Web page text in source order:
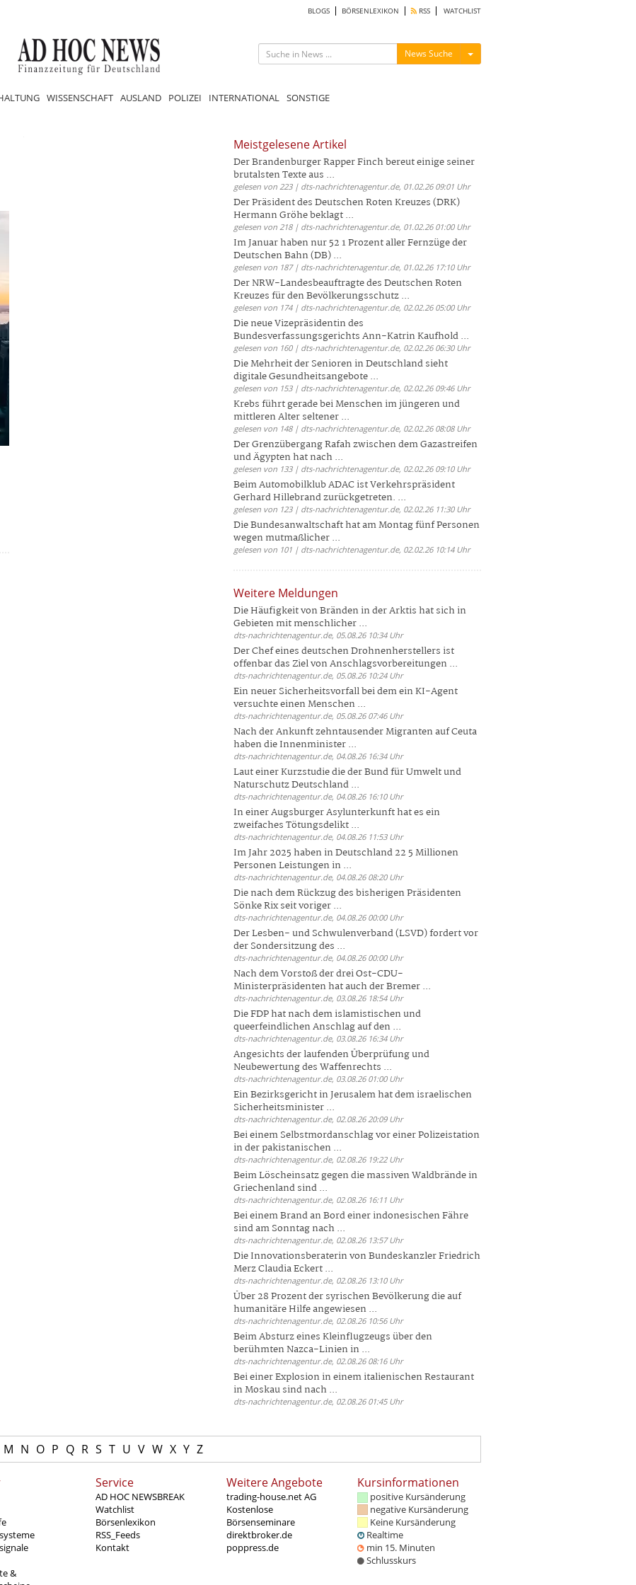
BLOGS BÖRSENLEXIKON RSS WATCHLIST
News Suche Menü ein-/ausblenden
WISSENSCHAFT AUSLAND POLIZEI INTERNATIONAL SONSTIGE
Meistgelesene Artikel
Der Brandenburger Rapper Finch bereut einige seiner
brutalsten Texte aus ...
gelesen von 223 | dts-nachrichtenagentur.de, 01.02.26 09:01 Uhr
Der Präsident des Deutschen Roten Kreuzes (DRK)
Hermann Gröhe beklagt ...
gelesen von 218 | dts-nachrichtenagentur.de, 01.02.26 01:00 Uhr
Im Januar haben nur 52 1 Prozent aller Fernzüge der
Deutschen Bahn (DB) ...
gelesen von 187 | dts-nachrichtenagentur.de, 01.02.26 17:10 Uhr
Der NRW-Landesbeauftragte des Deutschen Roten
Kreuzes für den Bevölkerungsschutz ...
gelesen von 174 | dts-nachrichtenagentur.de, 02.02.26 05:00 Uhr
Die neue Vizepräsidentin des
Bundesverfassungsgerichts Ann-Katrin Kaufhold ...
gelesen von 160 | dts-nachrichtenagentur.de, 02.02.26 06:30 Uhr
Die Mehrheit der Senioren in Deutschland sieht
digitale Gesundheitsangebote ...
gelesen von 153 | dts-nachrichtenagentur.de, 02.02.26 09:46 Uhr
Krebs führt gerade bei Menschen im jüngeren und
mittleren Alter seltener ...
gelesen von 148 | dts-nachrichtenagentur.de, 02.02.26 08:08 Uhr
Der Grenzübergang Rafah zwischen dem Gazastreifen
und Ägypten hat nach ...
gelesen von 133 | dts-nachrichtenagentur.de, 02.02.26 09:10 Uhr
Beim Automobilklub ADAC ist Verkehrspräsident
Gerhard Hillebrand zurückgetreten. ...
gelesen von 123 | dts-nachrichtenagentur.de, 02.02.26 11:30 Uhr
Die Bundesanwaltschaft hat am Montag fünf Personen
wegen mutmaßlicher ...
gelesen von 101 | dts-nachrichtenagentur.de, 02.02.26 10:14 Uhr
Weitere Meldungen
Die Häufigkeit von Bränden in der Arktis hat sich in
Gebieten mit menschlicher ...
dts-nachrichtenagentur.de, 05.08.26 10:34 Uhr
Der Chef eines deutschen Drohnenherstellers ist
offenbar das Ziel von Anschlagsvorbereitungen ...
dts-nachrichtenagentur.de, 05.08.26 10:24 Uhr
Ein neuer Sicherheitsvorfall bei dem ein KI-Agent
versuchte einen Menschen ...
dts-nachrichtenagentur.de, 05.08.26 07:46 Uhr
Nach der Ankunft zehntausender Migranten auf Ceuta
haben die Innenminister ...
dts-nachrichtenagentur.de, 04.08.26 16:34 Uhr
Laut einer Kurzstudie die der Bund für Umwelt und
Naturschutz Deutschland ...
dts-nachrichtenagentur.de, 04.08.26 16:10 Uhr
In einer Augsburger Asylunterkunft hat es ein
zweifaches Tötungsdelikt ...
dts-nachrichtenagentur.de, 04.08.26 11:53 Uhr
Im Jahr 2025 haben in Deutschland 22 5 Millionen
Personen Leistungen in ...
dts-nachrichtenagentur.de, 04.08.26 08:20 Uhr
Die nach dem Rückzug des bisherigen Präsidenten
Sönke Rix seit voriger ...
dts-nachrichtenagentur.de, 04.08.26 00:00 Uhr
Der Lesben- und Schwulenverband (LSVD) fordert vor
der Sondersitzung des ...
dts-nachrichtenagentur.de, 04.08.26 00:00 Uhr
Nach dem Vorstoß der drei Ost-CDU-
Ministerpräsidenten hat auch der Bremer ...
dts-nachrichtenagentur.de, 03.08.26 18:54 Uhr
Die FDP hat nach dem islamistischen und
queerfeindlichen Anschlag auf den ...
dts-nachrichtenagentur.de, 03.08.26 16:34 Uhr
Angesichts der laufenden Überprüfung und
Neubewertung des Waffenrechts ...
dts-nachrichtenagentur.de, 03.08.26 01:00 Uhr
Ein Bezirksgericht in Jerusalem hat dem israelischen
Sicherheitsminister ...
dts-nachrichtenagentur.de, 02.08.26 20:09 Uhr
Bei einem Selbstmordanschlag vor einer Polizeistation
in der pakistanischen ...
dts-nachrichtenagentur.de, 02.08.26 19:22 Uhr
Beim Löscheinsatz gegen die massiven Waldbrände in
Griechenland sind ...
dts-nachrichtenagentur.de, 02.08.26 16:11 Uhr
Bei einem Brand an Bord einer indonesischen Fähre
sind am Sonntag nach ...
dts-nachrichtenagentur.de, 02.08.26 13:57 Uhr
Die Innovationsberaterin von Bundeskanzler Friedrich
Merz Claudia Eckert ...
dts-nachrichtenagentur.de, 02.08.26 13:10 Uhr
Über 28 Prozent der syrischen Bevölkerung die auf
humanitäre Hilfe angewiesen ...
dts-nachrichtenagentur.de, 02.08.26 10:56 Uhr
Beim Absturz eines Kleinflugzeugs über den
berühmten Nazca-Linien in ...
dts-nachrichtenagentur.de, 02.08.26 08:16 Uhr
Bei einer Explosion in einem italienischen Restaurant
in Moskau sind nach ...
dts-nachrichtenagentur.de, 02.08.26 01:45 Uhr
M N O P Q R S T U V W X Y Z
&
Service
AD HOC NEWSBREAK
Watchlist
Börsenlexikon
RSS_Feeds
Kontakt
Weitere Angebote
trading-house.net AG
Kostenlose
Börsenseminare
direktbroker.de
poppress.de
Kursinformationen
positive Kursänderung
negative Kursänderung
Keine Kursänderung
Realtime
min 15. Minuten
Schlusskurs